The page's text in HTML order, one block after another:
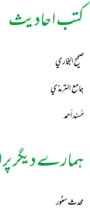
کتب احادیث
صحيح البخاري
جامع الترمذي
مُسند أحمد
ہمارے دیگر
محدث سٹور